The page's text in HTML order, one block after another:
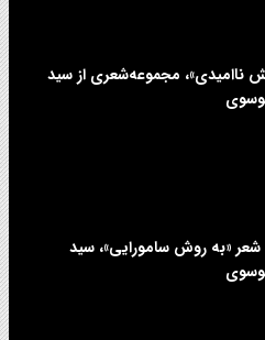
ناامیدی»، مجموعه‌شعری از سید
«به روش سامورایی»، سید